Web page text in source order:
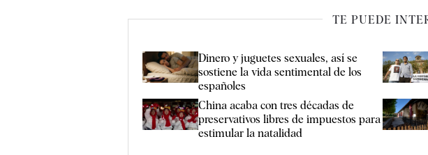
TE PUEDE
Dinero y juguetes sexuales, así se
sostiene la vida sentimental de los
españoles
China acaba con tres décadas de
preservativos libres de impuestos para
estimular la natalidad